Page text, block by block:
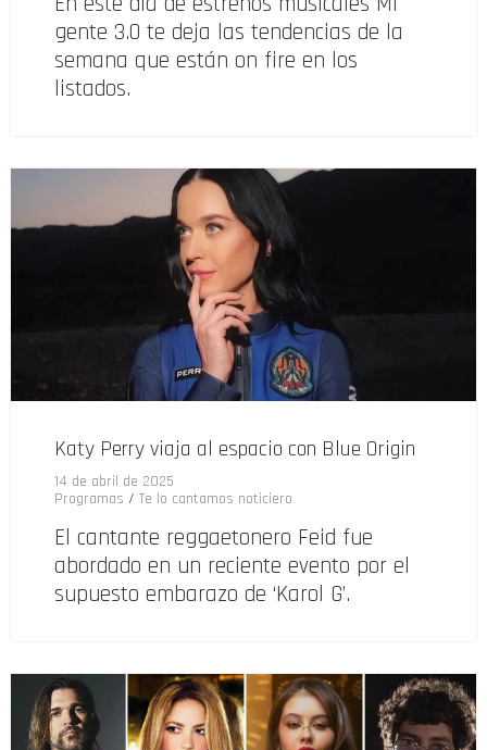
gente 3.0 te deja las tendencias de la
semana que están on fire en los
listados.
Katy Perry viaja al espacio con Blue Origin
14 de abril de 2025
Programas / Te lo cantamos noticiero
El cantante reggaetonero Feid fue
abordado en un reciente evento por el
supuesto embarazo de ‘Karol G’.